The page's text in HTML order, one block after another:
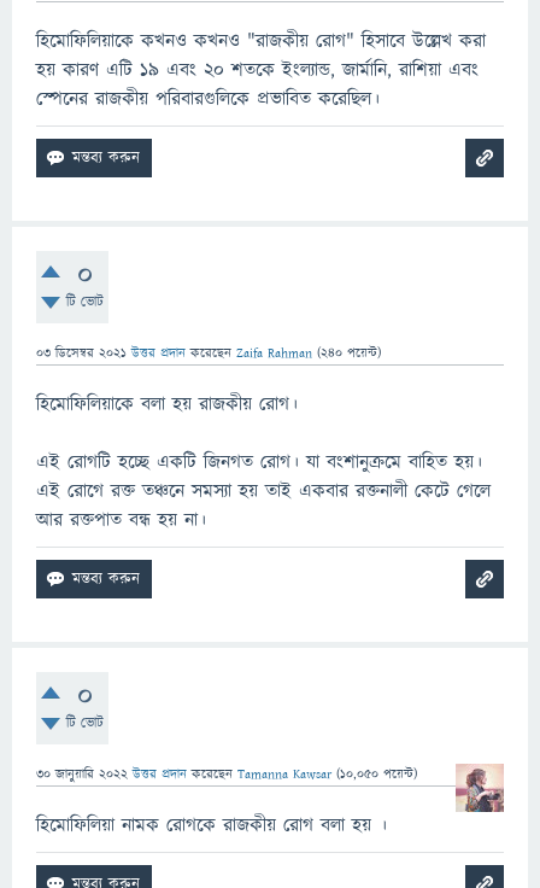
হিমোফিলিয়াকে কখনও কখনও "রাজকীয় রোগ" হিসাবে উল্লেখ করা
হয় কারণ এটি 19 এবং 20 শতকে ইংল্যান্ড, জার্মানি, রাশিয়া এবং
স্পেনের রাজকীয় পরিবারগুলিকে প্রভাবিত করেছিল।
0
টি ভোট
03 ডিসেম্বর 2021 উত্তর প্রদান করেছেন Zaifa Rahman (240 পয়েন্ট)
হিমোফিলিয়াকে বলা হয় রাজকীয় রোগ।
এই রোগটি হচ্ছে একটি জিনগত রোগ। যা বংশানুক্রমে বাহিত হয়।
এই রোগে রক্ত তঞ্চনে সমস্যা হয় তাই একবার রক্তনালী কেটে গেলে
আর রক্তপাত বন্ধ হয় না।
0
টি ভোট
30 জানুয়ারি 2022 উত্তর প্রদান করেছেন Tamanna Kawsar (10,050 পয়েন্ট)
হিমোফিলিয়া নামক রোগকে রাজকীয় রোগ বলা হয় ।